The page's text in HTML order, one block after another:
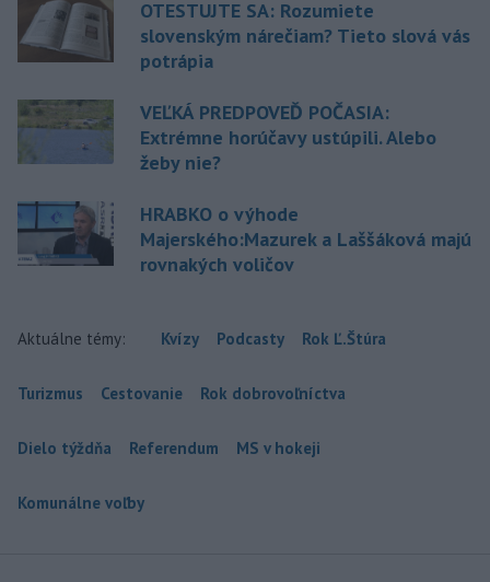
OTESTUJTE SA: Rozumiete
slovenským nárečiam? Tieto slová vás
potrápia
VEĽKÁ PREDPOVEĎ POČASIA:
Extrémne horúčavy ustúpili. Alebo
žeby nie?
HRABKO o výhode
Majerského:Mazurek a Laššáková majú
rovnakých voličov
Aktuálne témy: Kvízy Podcasty Rok Ľ.Štúra
Turizmus Cestovanie Rok dobrovoľníctva
Dielo týždňa Referendum MS v hokeji
Komunálne voľby